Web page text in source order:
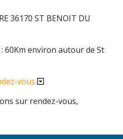
36170 ST BENOIT DU
60Km environ autour de St
vous
sur rendez-vous,